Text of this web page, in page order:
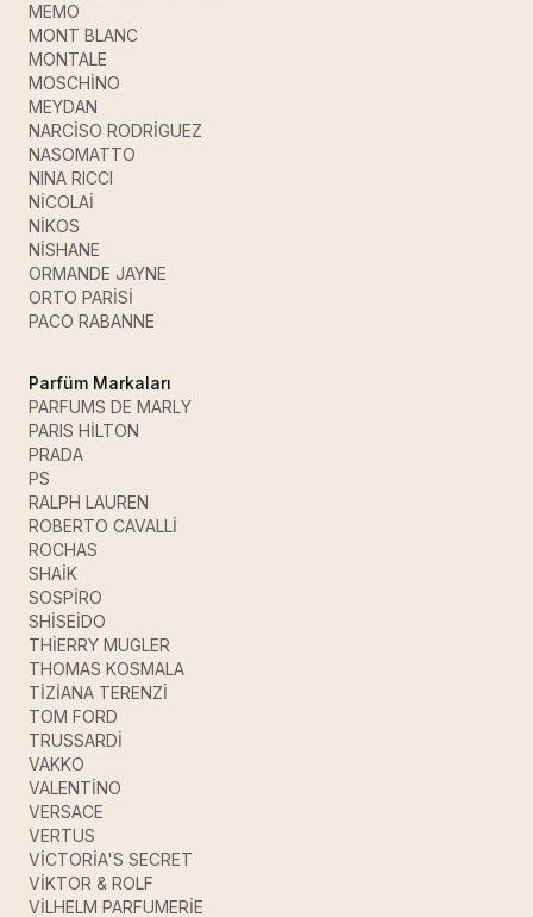
MEMO
MONT BLANC
MONTALE
MOSCHİNO
MEYDAN
NARCİSO RODRİGUEZ
NASOMATTO
NINA RICCI
NİCOLAİ
NİKOS
NİSHANE
ORMANDE JAYNE
ORTO PARİSİ
PACO RABANNE
Parfüm Markaları
PARFUMS DE MARLY
PARIS HİLTON
PRADA
PS
RALPH LAUREN
ROBERTO CAVALLİ
ROCHAS
SHAİK
SOSPİRO
SHİSEİDO
THİERRY MUGLER
THOMAS KOSMALA
TİZİANA TERENZİ
TOM FORD
TRUSSARDİ
VAKKO
VALENTİNO
VERSACE
VERTUS
VİCTORİA'S SECRET
VİKTOR & ROLF
VİLHELM PARFUMERİE